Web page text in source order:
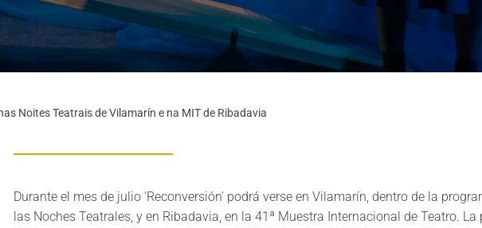
Noites Teatrais de Vilamarín e na MIT de Ribadavia
Durante el mes de julio 'Reconversión' podrá verse en Vilamarín, dentro de la
las Noches Teatrales, y en Ribadavia, en la 41ª Muestra Internacional de Teatro. La